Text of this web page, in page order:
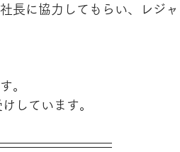
長に協力してもらい、レジ
。
しています。